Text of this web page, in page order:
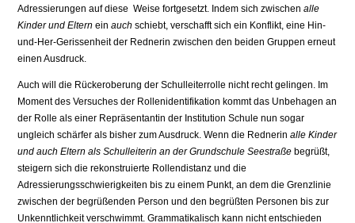
Adressierungen auf diese Weise fortgesetzt. Indem sich zwischenalle
Kinder und Eltern einauch schiebt, verschafft sich ein Konflikt, eine Hin-
und-Her-Gerissenheit der Rednerin zwischen den beiden Gruppen erneut
einen Ausdruck.
Auch will die Rückeroberung der Schulleiterrolle nicht recht gelingen. Im
Moment des Versuches der Rollenidentifikation kommt das Unbehagen an
der Rolle als einer Repräsentantin der Institution Schule nun sogar
ungleich schärfer als bisher zum Ausdruck. Wenn die Rednerinalle Kinder
und auch Eltern als Schulleiterin an der Grundschule Seestraße begrüßt,
steigern sich die rekonstruierte Rollendistanz und die
Adressierungsschwierigkeiten bis zu einem Punkt, an dem die Grenzlinie
zwischen der begrüßenden Person und den begrüßten Personen bis zur
Unkenntlichkeit verschwimmt. Grammatikalisch kann nicht entschieden